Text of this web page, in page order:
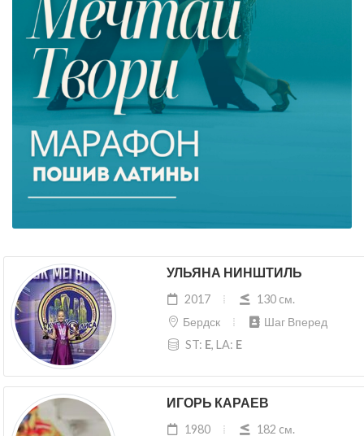
УЛЬЯНА НИНШТИЛЬ
2017
130 cм.
Бердск
Шаг Вперед
ST: E, LA: E
ИГОРЬ КАРАЕВ
1980
182 cм.